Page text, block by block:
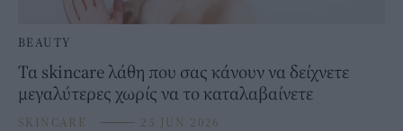
BEAUTY
Τα skincare λάθη που σας κάνουν να δείχνετε
μεγαλύτερες χωρίς να το καταλαβαίνετε
SKINCARE ⸻ 25 JUN 2026